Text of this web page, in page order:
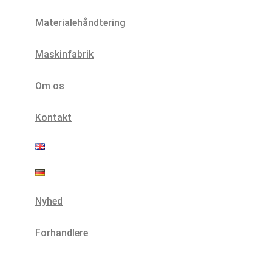
Materialehåndtering
Maskinfabrik
Om os
Kontakt
Nyhed
Forhandlere